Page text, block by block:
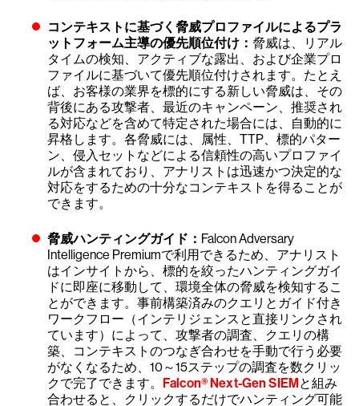
コンテキストに基づく脅威プロファイルによるプラ
ットフォーム主導の優先順位付け： 脅威は、リアル
タイムの検知、アクティブな露出、および企業プロ
ファイルに基づいて優先順位付けされます。たとえ
ば、お客様の業界を標的にする新しい脅威は、その
背後にある攻撃者、最近のキャンペーン、推奨され
る対応などを含めて特定された場合には、自動的に
昇格します。各脅威には、属性、TTP、標的パター
ン、侵入セットなどによる信頼性の高いプロファイ
ルが含まれており、アナリストは迅速かつ決定的な
対応をするための十分なコンテキストを得ることが
できます。
脅威ハンティングガイド： Falcon Adversary
Intelligence Premiumで利用できるため、アナリスト
はインサイトから、標的を絞ったハンティングガイ
ドに即座に移動して、環境全体の脅威を検知するこ
とができます。事前構築済みのクエリとガイド付き
ワークフロー（インテリジェンスと直接リンクされ
ています）によって、攻撃者の調査、クエリの構
築、コンテキストのつなぎ合わせを手動で行う必要
がなくなるため、10～15ステップの調査を数クリッ
クで完了できます。 Falcon® Next-Gen SIEMと組み
合わせると、クリックするだけでハンティング可能